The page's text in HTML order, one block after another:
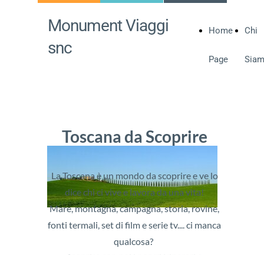
Monument Viaggi
snc
Home
Page
Chi
Toscana da Scoprire
La Toscana è un mondo da scoprire e ve lo
dice chi ci vive e lavora da una vita!
Mare, montagna, campagna, storia, rovine,
fonti termali, set di film e serie tv.... ci manca
qualcosa?